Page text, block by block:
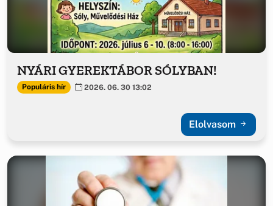
NYÁRI GYEREKTÁBOR SÓLYBAN!
Populáris hír 2026. 06. 30 13:02
Elolvasom